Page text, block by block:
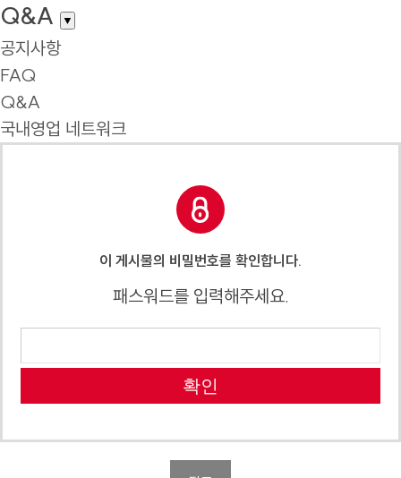
Q&A ▼
공지사항
FAQ
Q&A
국내영업 네트워크
이 게시물의 비밀번호를 확인합니다.
패스워드를 입력해주세요.
확인